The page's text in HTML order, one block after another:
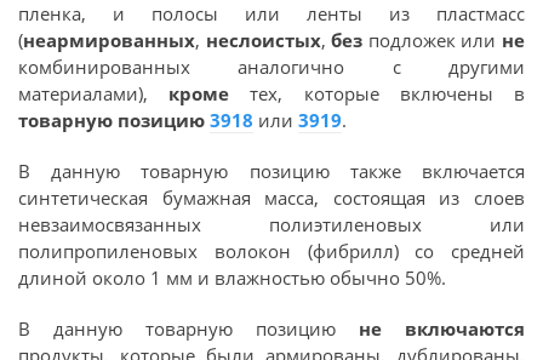
пленка, и полосы или ленты из пластмасс
(неармированных, неслоистых,без подложек или не
комбинированных аналогично с другими
материалами), крометех, которые включены в
товарную позицию 3918 или 3919.
В данную товарную позицию также включается
синтетическая бумажная масса, состоящая из слоев
невзаимосвязанных полиэтиленовых или
полипропиленовых волокон (фибрилл) со средней
длиной около 1 мм и влажностью обычно 50%.
В данную товарную позицию не включаются
продукты, которые были армированы, дублированы,